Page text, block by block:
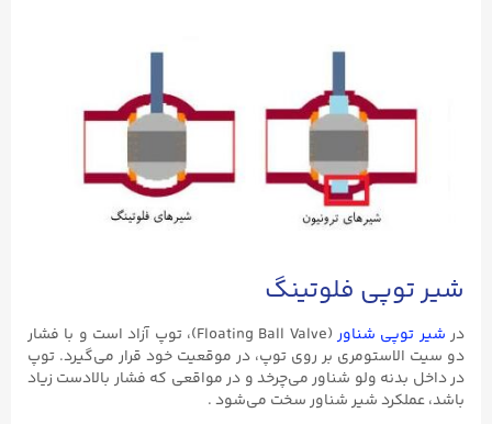
شیر توپی فلوتینگ
در شیر توپی شناور
(Floating Ball Valve)، توپ آزاد است و با فشار
دو سیت الاستومری بر روی توپ، در موقعیت خود قرار می‌گیرد. توپ
در داخل بدنه ولو شناور می‌چرخد و در مواقعی که فشار بالادست زیاد
باشد، عملکرد شیر شناور سخت می‌شود .